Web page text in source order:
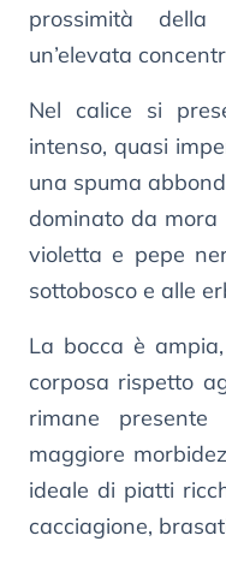
prossimità della
un’elevata
Nel calice si
intenso, quasi
una spuma
dominato da mora
violetta e pepe
sottobosco e alle
La bocca è
corposa rispetto
rimane
maggiore
ideale di piatti
cacciagione,